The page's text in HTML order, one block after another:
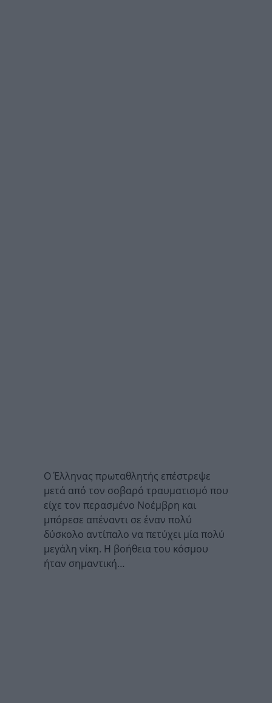
Ο Έλληνας πρωταθλητής επέστρεψε
μετά από τον σοβαρό τραυματισμό που
είχε τον περασμένο Νοέμβρη και
μπόρεσε απέναντι σε έναν πολύ
δύσκολο αντίπαλο να πετύχει μία πολύ
μεγάλη νίκη. Η βοήθεια του κόσμου
ήταν σημαντική…